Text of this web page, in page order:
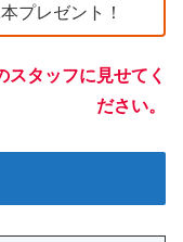
プレゼント！
タッフに見せてく
ださい。